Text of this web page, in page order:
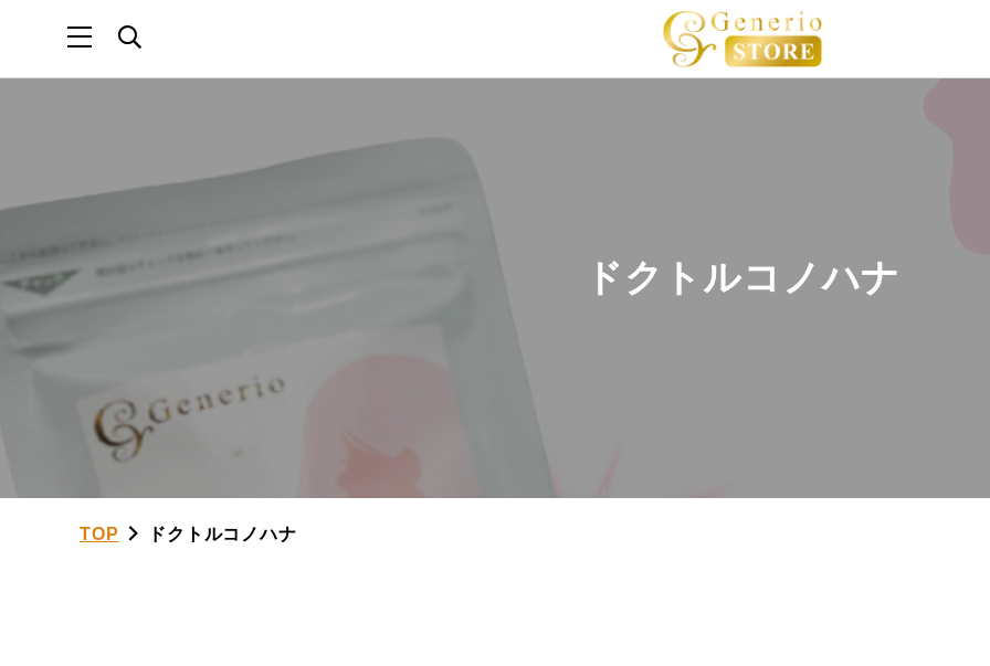
ドクトルコノハナ
TOP ドクトルコノハナ